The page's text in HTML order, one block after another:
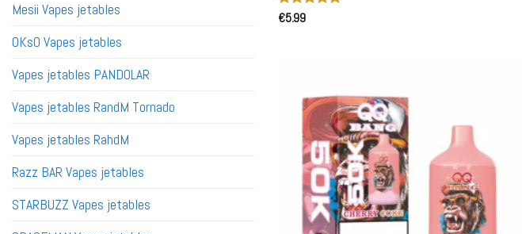
Mesii Vapes jetables
OKsO Vapes jetables
Vapes jetables PANDOLAR
Vapes jetables RandM Tornado
Vapes jetables RahdM
Razz BAR Vapes jetables
STARBUZZ Vapes jetables
Note
€5.99